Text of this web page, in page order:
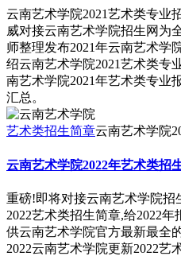
云南艺术学院2021艺术类专业
威对接云南艺术学院招生网为
师整理发布2021年云南艺术学
绍云南艺术学院2021艺术类专
南艺术学院2021年艺术类专业
汇总。
艺术类招生简章云南艺术学院
云南艺术学院2022年艺术类招
重磅!即将对接云南艺术学院招
2022艺术类招生简章,给2022
供云南艺术学院官方最新最全
2022云南艺术学院更新2022艺